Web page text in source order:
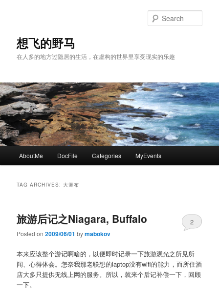
content
content想飞的野马
在人多的地方过隐居的生活，在虚构的世界里享受现实的乐趣
AboutMe DocFile Categories MyEvents
TAG ARCHIVES: 大瀑布
旅游后记之Niagara, Buffalo
Posted on2009/06/01 bymabokov
2
本来应该整个游记啊啥的，以便即时记录一下旅游观光之所见所
闻、心得体会。怎奈我那老联想的laptop没有wifi的能力，而所住酒
店大多只提供无线上网的服务。所以，就来个后记补偿一下，回顾
一下。